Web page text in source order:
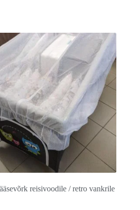
reisivoodile / retro vankrile